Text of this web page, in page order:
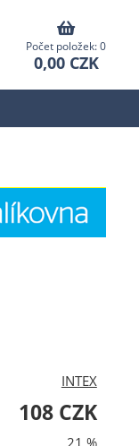
Počet položek: 0
0,00 CZK
INTEX
108 CZK